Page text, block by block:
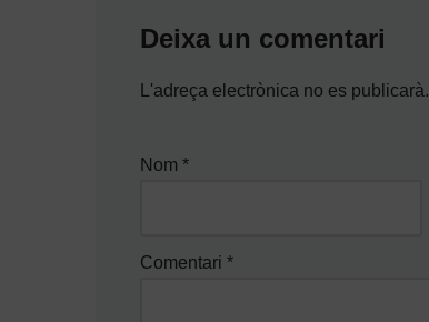
Deixa un comentari
L'adreça electrònica no es publicarà.
Nom *
Comentari *